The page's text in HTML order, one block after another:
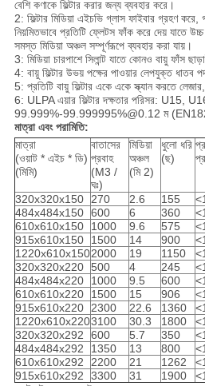
বেশি কণাকে ফিল্টার করার জন্য ব্যবহার করে।
2: ফিল্টার মিডিয়া এইচভি গ্লাস ফাইবার গ্রহণ
নিয়মিতভাবে প্রতিটি ফ্লেটস ফাঁক করে দেয় যাতে
সমস্ত মিডিয়া অঞ্চল সম্পূর্ণরূপে ব্যবহার করা যায়।
3: মিডিয়া চারপাশে সিলান্ট যাতে কোনও বায়ু ফাঁস
4: বায়ু ফিল্টার উভয় পক্ষের পাওয়ার লেপযুক্ত ধাতব
5: প্রতিটি বায়ু ফিল্টার একে একে স্ক্যান করতে লেজার,
6: ULPA এয়ার ফিল্টার দক্ষতার পরিসর: U15,
99.999%-99.999995%@0.12 ম
মাত্রা এবং পরামিতি:
মাত্রা
(ওয়াট * এইচ * ডি)
(মিমি)
বাতাসের
প্রবাহ
(M3 /
ঘঃ)
মিডিয়া
অঞ্চল
(মি 2)
ধুলো ধরি
(ছ)
320x320x150 270 2.6 155
484x484x150 600 6 360
610x610x150
1000 9.6 575
915x610x150
1500 14 900
1220x610x1502000 19 1150
320x320x220 500 4 245
484x484x220
1000 9.5 600
610x610x220
1500 15 906
915x610x220 2300 22.6 1360
1220x610x2203100 30.3 1800
320x320x292
600 5.7 350
484x484x292
1350 13 800
610x610x292
2200 21 1262
915x610x292
3300 31 1900